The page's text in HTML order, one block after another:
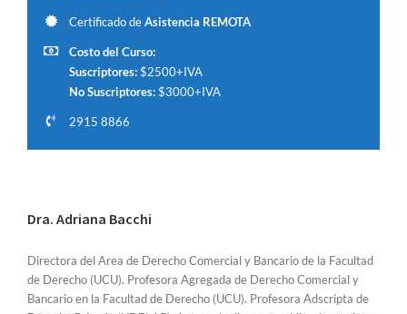
Certificado deAsistencia REMOTA
Costo del Curso:
Suscriptores:$2500+IVA
No Suscriptores:$3000+IVA
2915 8866
Dra. Adriana Bacchi
Directora del Area de Derecho Comercial y Bancario de la Facultad
de Derecho (UCU). Profesora Agregada de Derecho Comercial y
Bancario en la Facultad de Derecho (UCU). Profesora Adscripta de